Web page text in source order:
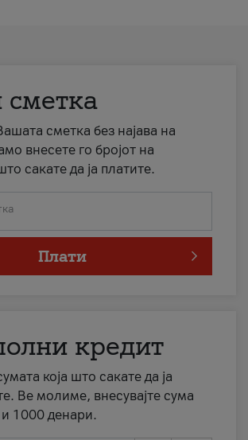
сметка
сметка без најава на
внесете го бројот на
сакате да ја платите.
Плати
кредит
која што сакате да ја
Ве молиме, внесувајте сума
1000 денари.